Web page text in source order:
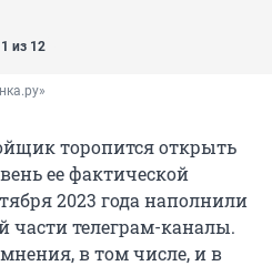
1 из 12
торопится открыть
ее фактической
2023 года наполнили
телеграм-каналы.
в том числе, и в